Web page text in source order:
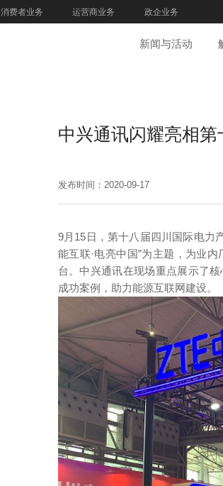
消费者业务 运营商业务 政企业务
新闻与活动
中兴通讯闪耀亮相
发布时间：2020-09-17
9月15日，第十八届四川国际电力
能互联·电亮中国”为主题，为业
台。中兴通讯在现场重点展示了
成功案例，助力能源互联网建设。